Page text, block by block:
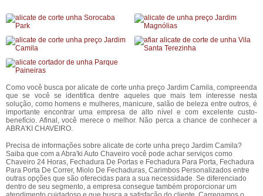
Como você busca por alicate de corte unha preço Jardim Camila, compreenda
que se você se identifica dentre aqueles que mais tem interesse nesta
solução, como homens e mulheres, manicure, salão de beleza entre outros, é
importante encontrar uma empresa de alto nível e com excelente custo-
benefício. Afinal, você merece o melhor. Não perca a chance de conhecer a
ABRA'KI CHAVEIRO.
Precisa de informações sobre alicate de corte unha preço Jardim Camila?
Saiba que com a Abra'ki Auto Chaveiro você pode achar serviços como
Chaveiro 24 Horas, Fechadura De Portas e Fechadura Para Porta, Fechadura
Para Porta De Correr, Miolo De Fechaduras, Carimbos Personalizados entre
outras opções que são oferecidas para a sua necessidade. Se diferenciado
dentro de seu segmento, a empresa consegue também proporcionar um